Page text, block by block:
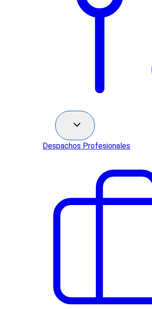
Despachos Profesionales